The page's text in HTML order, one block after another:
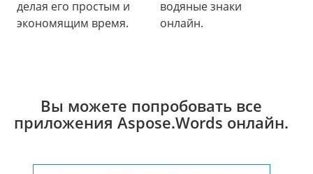
делая его простым и
экономящим время.
водяные знаки
онлайн.
Вы можете попробовать все
приложения Aspose.Words онлайн.